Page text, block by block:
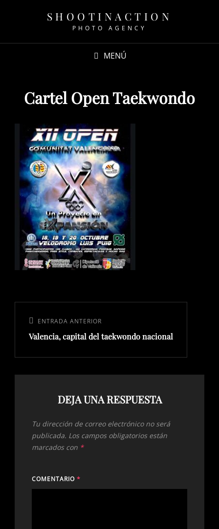
SHOOTINACTION
PHOTO AGENCY
MENÚ
Cartel Open Taekwondo
entradas
Entrada
anterior:
ENTRADA ANTERIOR
Valencia, capital del taekwondo nacional
DEJA UNA RESPUESTA
Tu dirección de correo electrónico no será
publicada. Los campos obligatorios están
marcados con *
COMENTARIO *